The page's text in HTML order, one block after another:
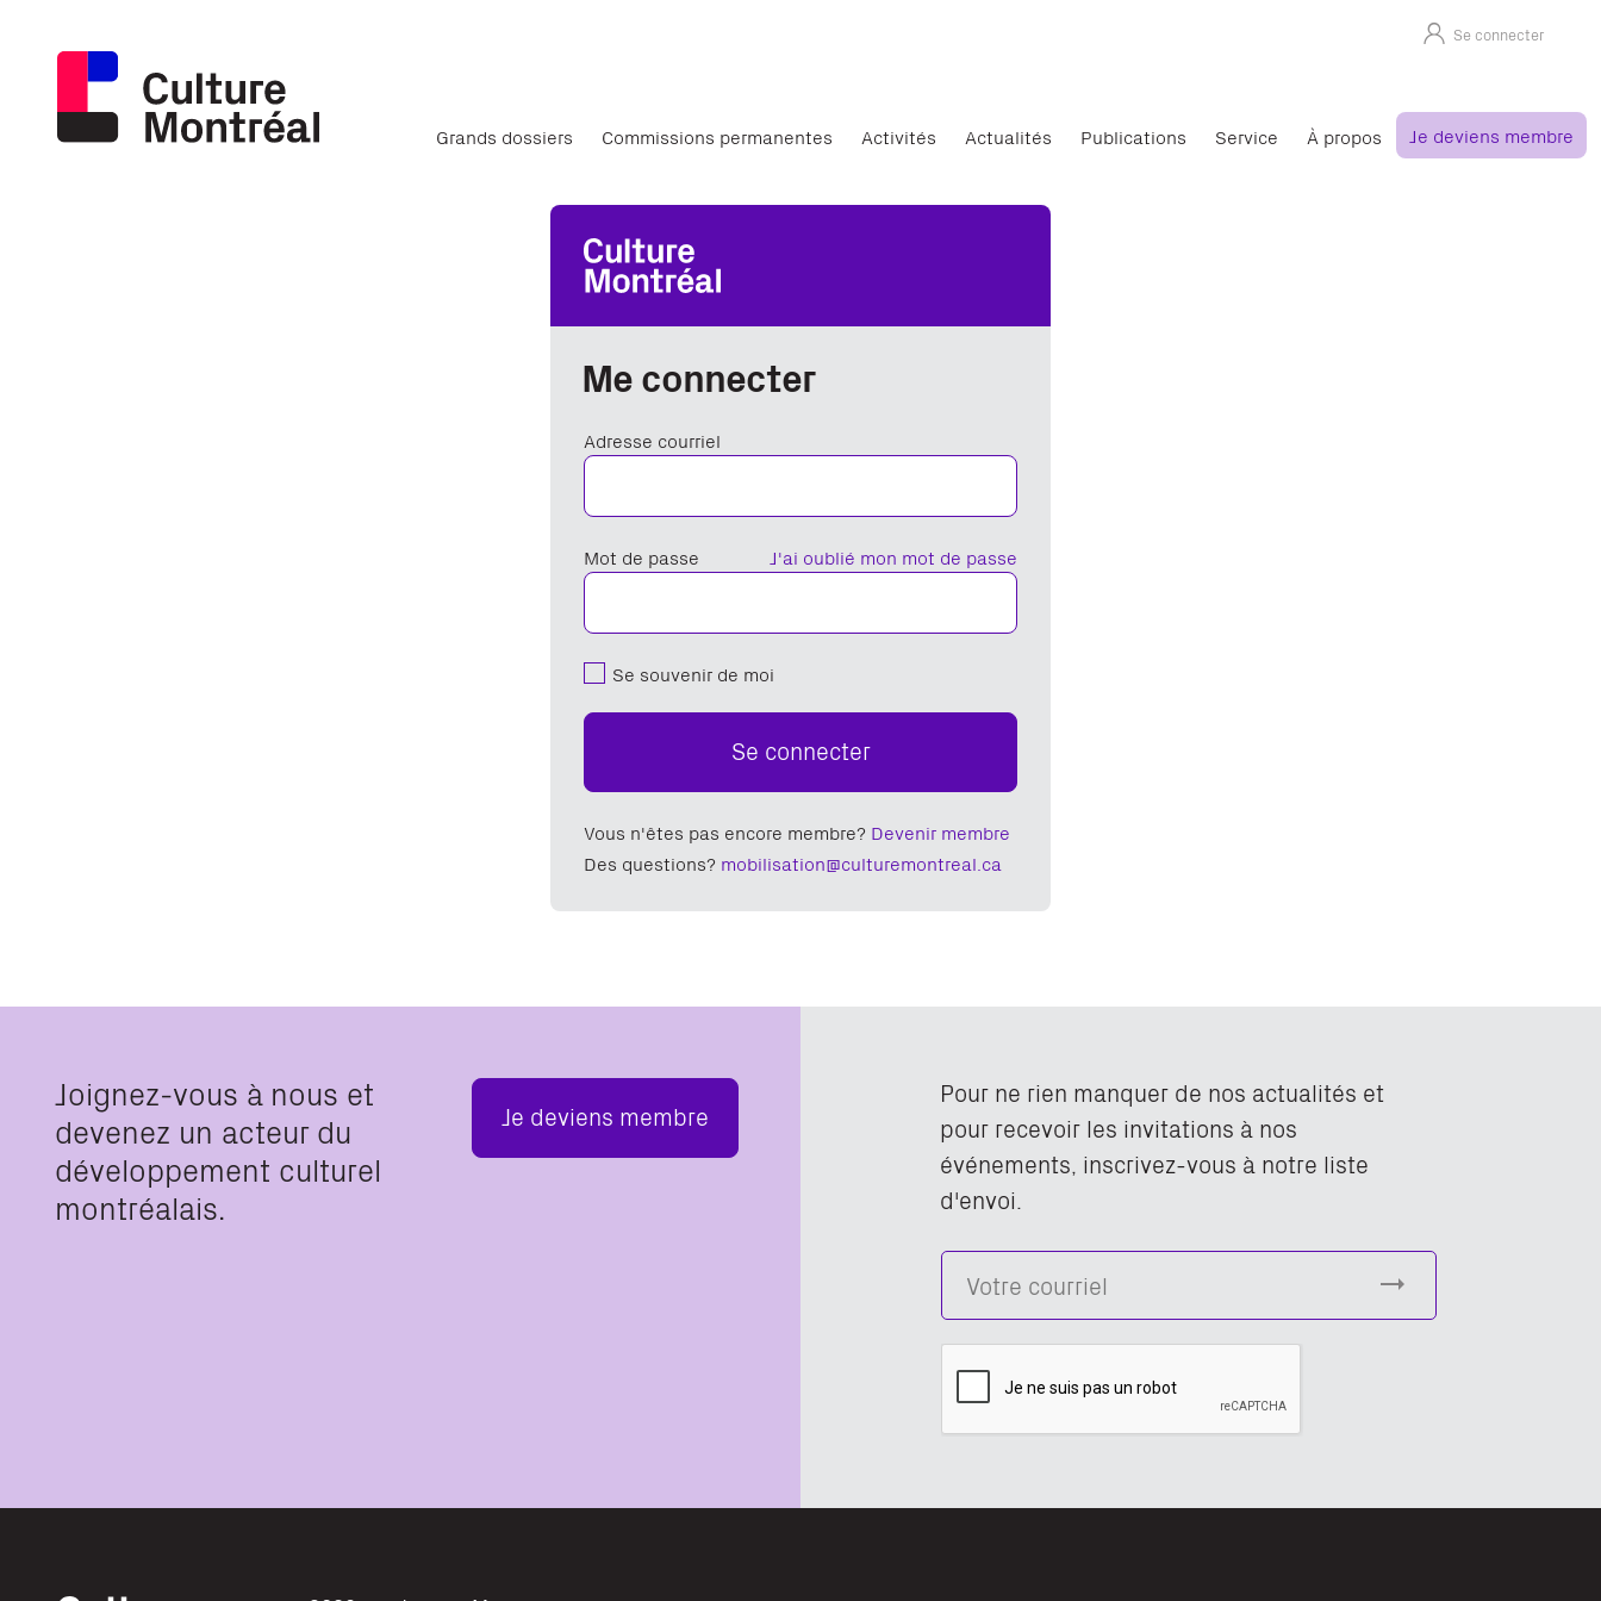
Se connecter
Grands dossiers Commissions permanentes Activités Actualités Publications Service À propos Je deviens membre
Me connecter
Adresse courriel
J'ai oublié mon mot de passe
Mot de passe
Se souvenir de moi
Se connecter
Vous n'êtes pas encore membre? Devenir membre
Des questions? mobilisation@culturemontreal.ca
Joignez-vous à nous et
devenez un acteur du
développement culturel
montréalais.
Je deviens membre
Pour ne rien manquer de nos actualités et
pour recevoir les invitations à nos
événements, inscrivez-vous à notre liste
d'envoi.